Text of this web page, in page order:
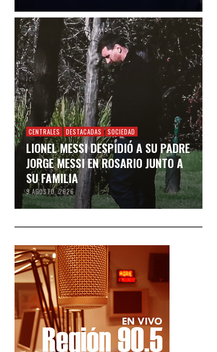
CENTRALES DESTACADAS SOCIEDAD
LIONEL MESSI DESPIDIÓ A SU PADRE
JORGE MESSI EN ROSARIO JUNTO A
SU FAMILIA
9 AGOSTO, 2026